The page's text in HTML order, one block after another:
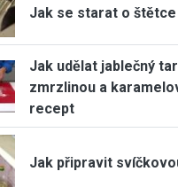
Jak se starat o štětce
Jak udělat jablečný
zmrzlinou a
recept
Jak připravit